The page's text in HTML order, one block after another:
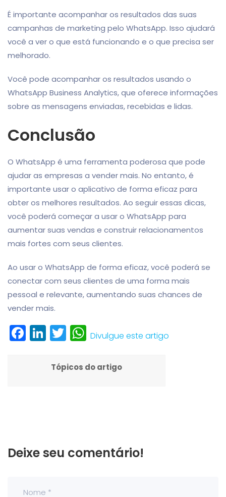
É importante acompanhar os resultados das suas
campanhas de marketing pelo WhatsApp. Isso ajudará
você a ver o que está funcionando e o que precisa ser
melhorado.
Você pode acompanhar os resultados usando o
WhatsApp Business Analytics, que oferece informações
sobre as mensagens enviadas, recebidas e lidas.
Conclusão
O WhatsApp é uma ferramenta poderosa que pode
ajudar as empresas a vender mais. No entanto, é
importante usar o aplicativo de forma eficaz para
obter os melhores resultados. Ao seguir essas dicas,
você poderá começar a usar o WhatsApp para
aumentar suas vendas e construir relacionamentos
mais fortes com seus clientes.
Ao usar o WhatsApp de forma eficaz, você poderá se
conectar com seus clientes de uma forma mais
pessoal e relevante, aumentando suas chances de
vender mais.
FacebookLinkedInTwitterWhatsApp
Divulgue este artigo
Tópicos do artigo
Deixe seu comentário!